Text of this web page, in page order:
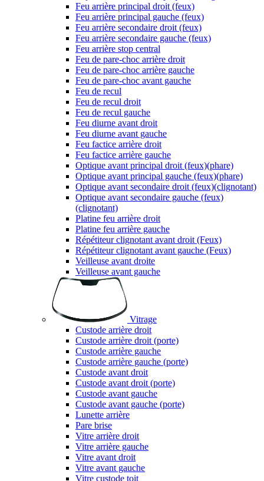
Feu arrière principal droit (feux)
Feu arrière principal gauche (feux)
Feu arrière secondaire droit (feux)
Feu arrière secondaire gauche (feux)
Feu arrière stop central
Feu de pare-choc arrière droit
Feu de pare-choc arrière gauche
Feu de pare-choc avant gauche
Feu de recul
Feu de recul droit
Feu de recul gauche
Feu diurne avant droit
Feu diurne avant gauche
Feu factice arrière droit
Feu factice arrière gauche
Optique avant principal droit (feux)(phare)
Optique avant principal gauche (feux)(phare)
Optique avant secondaire droit (feux)(clignotant)
Optique avant secondaire gauche (feux)
(clignotant)
Platine feu arrière droit
Platine feu arrière gauche
Répétiteur clignotant avant droit (Feux)
Répétiteur clignotant avant gauche (Feux)
Veilleuse avant droite
Veilleuse avant gauche
Vitrage
Custode arrière droit
Custode arrière droit (porte)
Custode arrière gauche
Custode arrière gauche (porte)
Custode avant droit
Custode avant droit (porte)
Custode avant gauche
Custode avant gauche (porte)
Lunette arrière
Pare brise
Vitre arrière droit
Vitre arrière gauche
Vitre avant droit
Vitre avant gauche
Vitre custode toit